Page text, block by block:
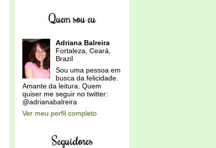
Quem sou eu
Adriana Balreira
Fortaleza, Ceará,
Brazil
Sou uma pessoa em
busca da felicidade.
Amante da leitura. Quem
quiser me seguir no twitter:
@adrianabalreira
Ver meu perfil completo
Seguidores